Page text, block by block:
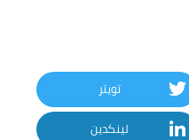
تويتر
لينكدين